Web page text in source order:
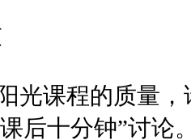
光课程的质量
后十分钟”讨论